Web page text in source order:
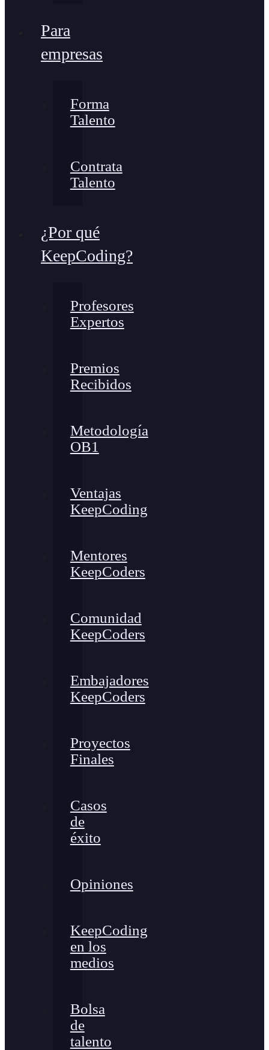
Para
empresas
Forma
Talento
Contrata
Talento
¿Por qué
KeepCoding?
Profesores
Expertos
Premios
Recibidos
Metodología
OB1
Ventajas
KeepCoding
Mentores
KeepCoders
Comunidad
KeepCoders
Embajadores
KeepCoders
Proyectos
Finales
Casos
de
éxito
Opiniones
KeepCoding
en los
medios
Bolsa
de
talento